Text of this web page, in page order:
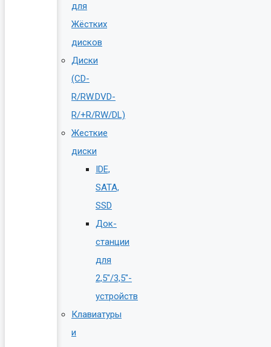
для
Жёстких
дисков
Диски
(CD-
R/RW.DVD-
R/+R/RW/DL)
Жесткие
диски
IDE,
SATA,
SSD
Док-
станции
для
2,5″/3,5″-
устройств
Клавиатуры
и